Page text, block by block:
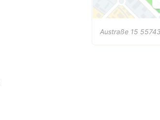
Austraße 15 55743